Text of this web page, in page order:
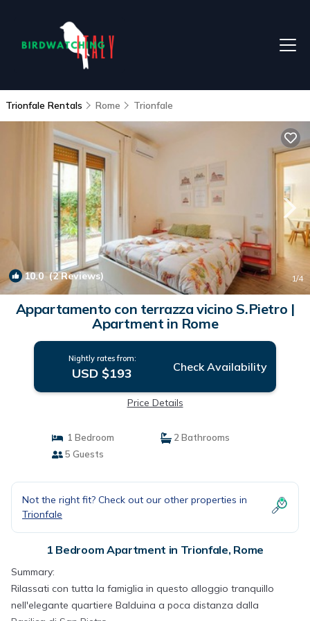
Trionfale Rentals Rome Trionfale
10.0(2 Reviews) 1/4
Appartamento con terrazza vicino S.Pietro |
Apartment in Rome
Nightly rates from:
USD $193 Check Availability
Price Details
1 Bedroom
2 Bathrooms
5 Guests
Not the right fit? Check out our other properties in
Trionfale
1 Bedroom Apartment in Trionfale, Rome
Summary:
Rilassati con tutta la famiglia in questo alloggio tranquillo
nell'elegante quartiere Balduina a poca distanza dalla